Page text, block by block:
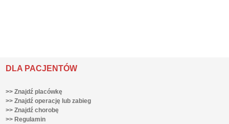
DLA PACJENTÓW
>> Znajdź placówkę
>> Znajdź operację lub zabieg
>> Znajdź chorobę
>> Regulamin